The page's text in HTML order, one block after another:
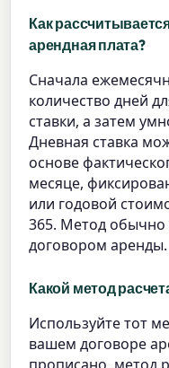
Как
арендная плата?
Сначала
количество дней
ставки, а затем
Дневная ставка
основе
месяце,
или годовой
365. Метод
договором аренды.
Какой метод
Используйте тот
вашем договоре